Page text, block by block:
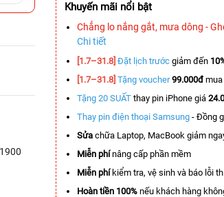
Khuyến mãi nổi bật
Chẳng lo nắng gắt, mưa dông -
Chi tiết
[1.7–31.8] Đặt lịch trước giảm đến
[1.7–31.8] Tặng voucher 99.000đmua
Tặng 20 SUẤT thay pin iPhone giá
Thay pin điện thoại Samsung - Đồng
Sửa chữa Laptop, MacBook giảm
Miễn phínâng cấp phần mềm
Miễn phíkiểm tra, vệ sinh và báo lỗi
Hoàn tiền 100% nếu khách hàng